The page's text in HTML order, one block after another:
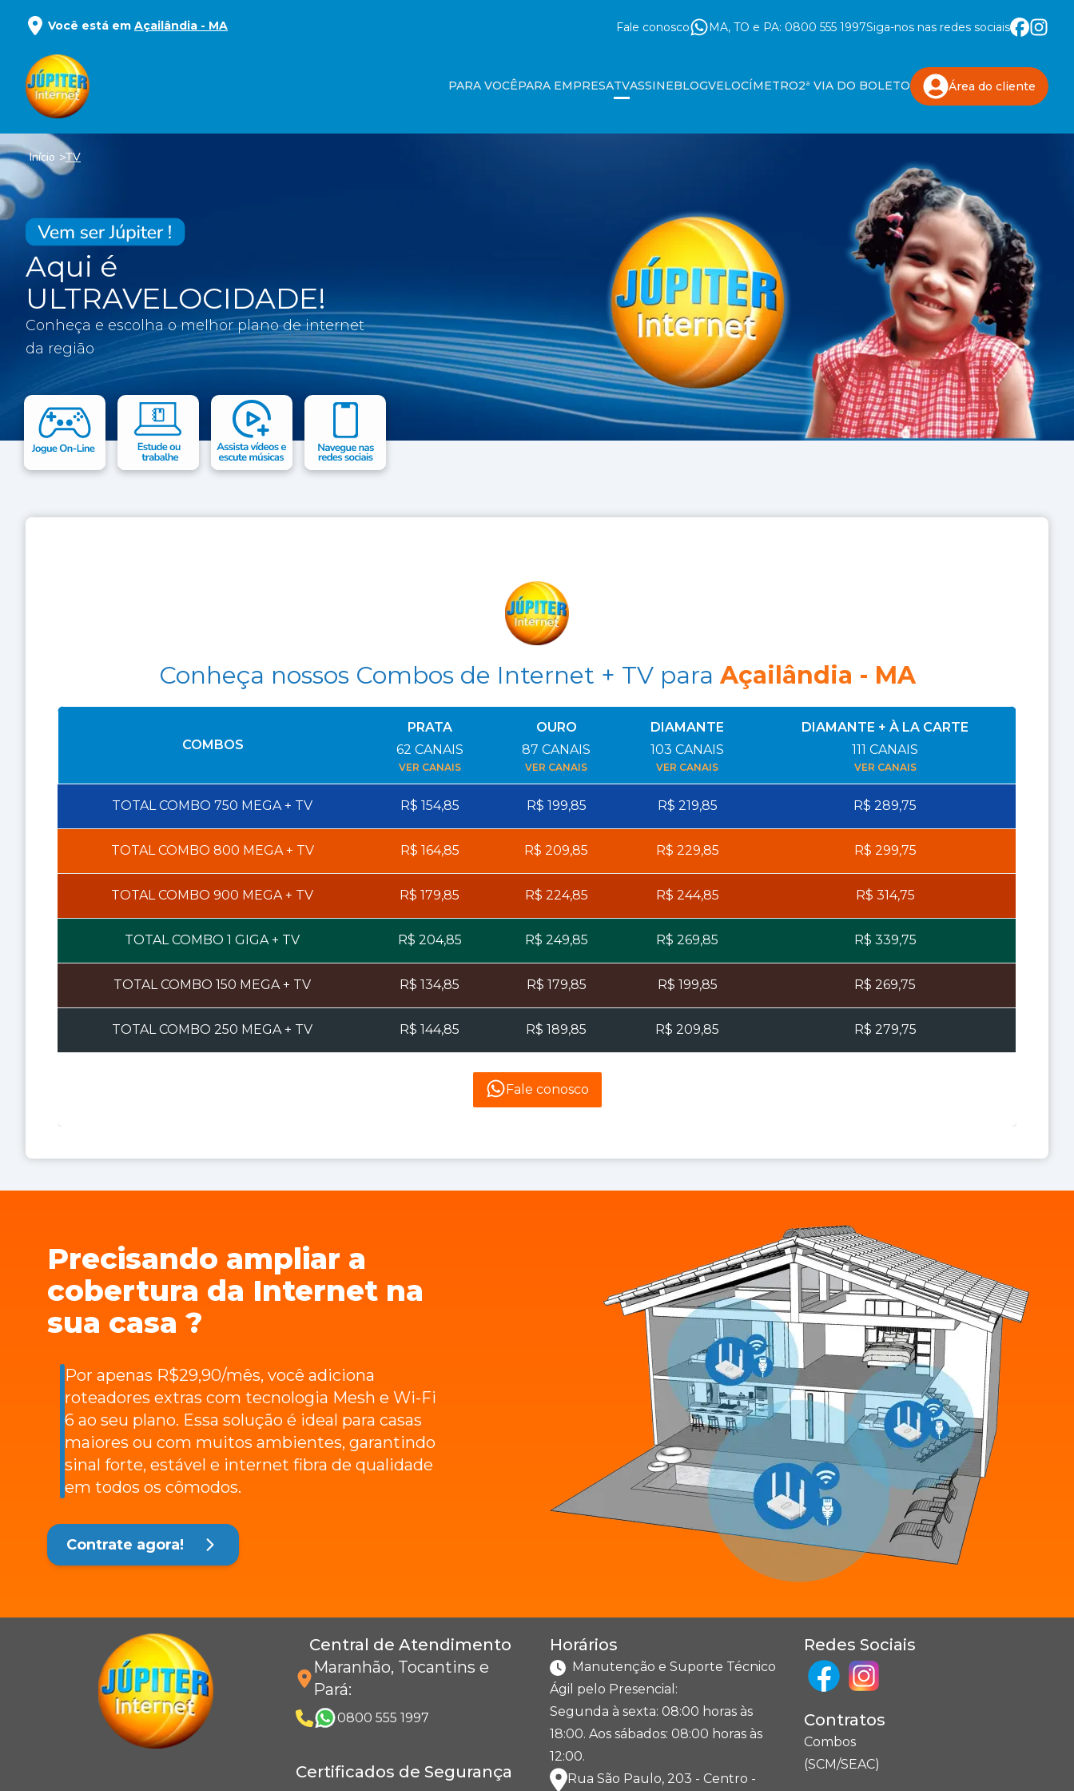
Você está em Açailândia - MA Fale conosco MA, TO e PA: 0800 555 1997Siga-nos nas redes sociais
PARA VOCÊPARA EMPRESATVASSINEBLOGVELOCÍMETRO2ª VIA DO BOLETO Área do cliente
Início TV
Aqui é
ULTRAVELOCIDADE!
Conheça e escolha o melhor plano de internet
da região
Conheça nossos Combos de Internet + TV para Açailândia - MA
COMBOS
PRATA
62 CANAIS
VER CANAIS
OURO
87 CANAIS
VER CANAIS
DIAMANTE
103 CANAIS
VER CANAIS
DIAMANTE + À LA CARTE
111 CANAIS
VER CANAIS
TOTAL COMBO 750 MEGA+ TV R$ 154,85 R$ 199,85 R$ 219,85 R$ 289,75
TOTAL COMBO 800 MEGA+ TV R$ 164,85 R$ 209,85 R$ 229,85 R$ 299,75
TOTAL COMBO 900 MEGA+ TV R$ 179,85 R$ 224,85 R$ 244,85 R$ 314,75
TOTAL COMBO 1 GIGA+ TV R$ 204,85 R$ 249,85 R$ 269,85 R$ 339,75
TOTAL COMBO 150 MEGA+ TV R$ 134,85 R$ 179,85 R$ 199,85 R$ 269,75
TOTAL COMBO 250 MEGA+ TV R$ 144,85 R$ 189,85 R$ 209,85 R$ 279,75
Fale conosco
Precisando ampliar a
cobertura da Internet na
sua casa ?
Por apenas R$29,90/mês, você adiciona
roteadores extras com tecnologia Mesh e Wi-Fi
6 ao seu plano. Essa solução é ideal para casas
maiores ou com muitos ambientes, garantindo
sinal forte, estável e internet fibra de qualidade
em todos os cômodos.
Contrate agora!
Central de Atendimento
Maranhão, Tocantins e
Pará:
0800 555 1997
Certificados de Segurança
Horários
Manutenção e Suporte Técnico
Ágil pelo Presencial:
Segunda à sexta: 08:00 horas às
18:00. Aos sábados: 08:00 horas às
12:00.
Rua São Paulo, 203 - Centro -
Redes Sociais
Contratos
Combos
(SCM/SEAC)